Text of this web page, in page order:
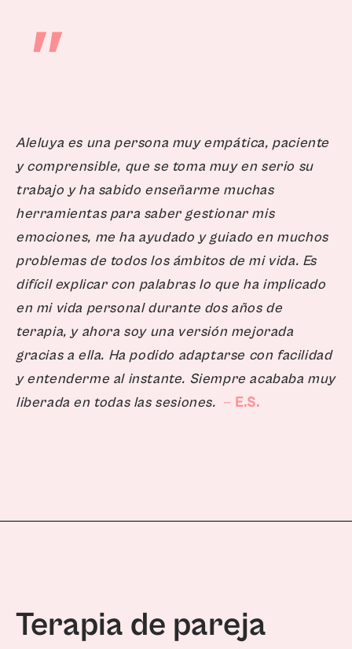
"
Aleluya es una persona muy empática, paciente
y comprensible, que se toma muy en serio su
trabajo y ha sabido enseñarme muchas
herramientas para saber gestionar mis
emociones, me ha ayudado y guiado en muchos
problemas de todos los ámbitos de mi vida. Es
difícil explicar con palabras lo que ha implicado
en mi vida personal durante dos años de
terapia, y ahora soy una versión mejorada
gracias a ella. Ha podido adaptarse con facilidad
y entenderme al instante. Siempre acababa muy
liberada en todas las sesiones. — E.S.
Terapia de pareja